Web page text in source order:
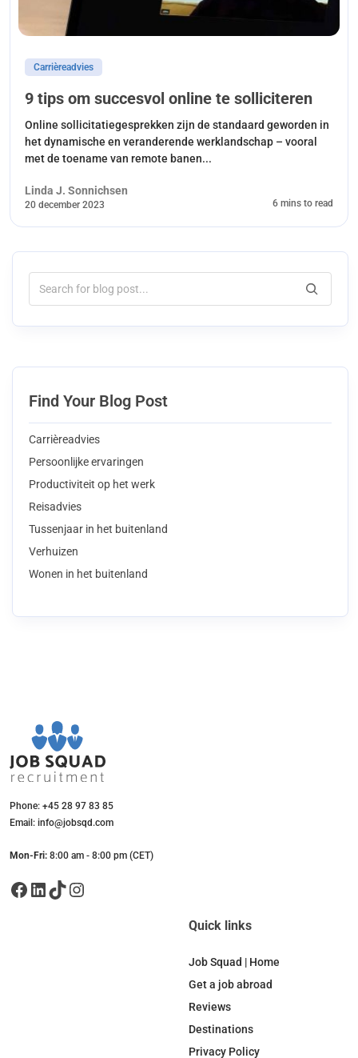
Carrièreadvies
9 tips om succesvol online te solliciteren
Online sollicitatiegesprekken zijn de standaard geworden in
het dynamische en veranderende werklandschap – vooral
met de toename van remote banen...
Linda J. Sonnichsen
20 december 2023 6 mins to read
Find Your Blog Post
Carrièreadvies
Persoonlijke ervaringen
Productiviteit op het werk
Reisadvies
Tussenjaar in het buitenland
Verhuizen
Wonen in het buitenland
Phone: +45 28 97 83 85
Email: info@jobsqd.com
Mon-Fri: 8:00 am - 8:00 pm (CET)
Facebook LinkedIn TikTok Instagram
Quick links
Job Squad | Home
Get a job abroad
Reviews
Destinations
Privacy Policy